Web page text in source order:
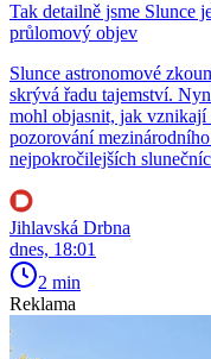
Tak detailně jsme Slunce
průlomový objev
Slunce astronomové
skrývá řadu tajemství.
mohl objasnit, jak vznikají
pozorování
nejpokročilejších
Jihlavská Drbna
dnes, 18:01
2 min
Reklama